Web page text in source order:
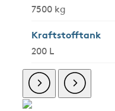
7500 kg
Kraftstofftank
200 L